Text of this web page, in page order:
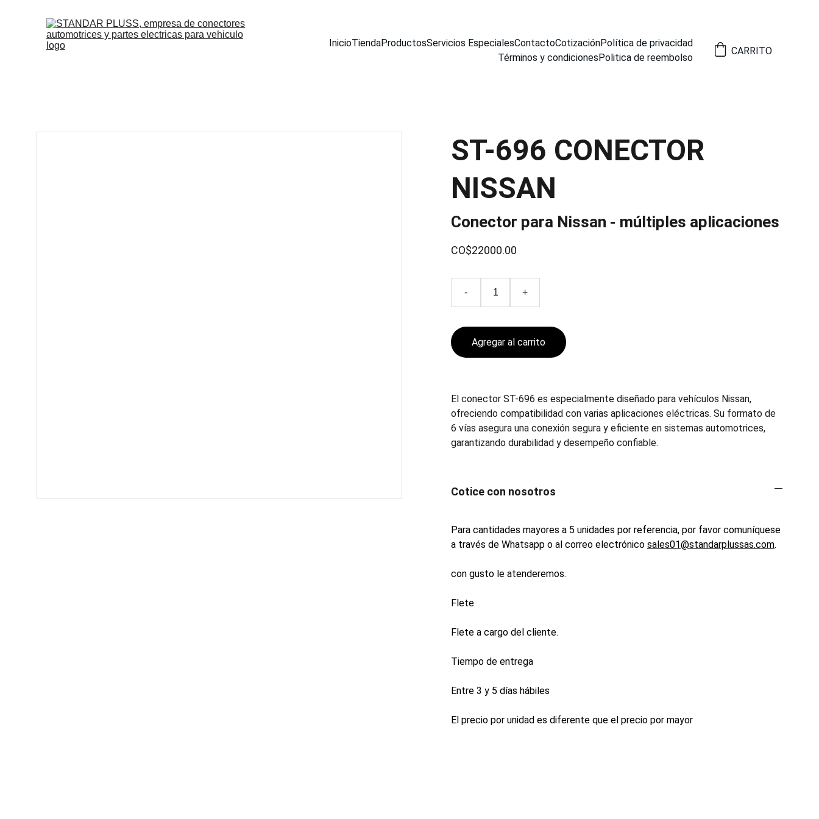
InicioTiendaProductosServicios EspecialesContactoCotizaciónPolítica de privacidad
Términos y condicionesPolitica de reembolso
CARRITO
ST-696 CONECTOR
NISSAN
Conector para Nissan - múltiples aplicaciones
CO$22000.00
- +
Agregar al carrito
El conector ST-696 es especialmente diseñado para vehículos Nissan,
ofreciendo compatibilidad con varias aplicaciones eléctricas. Su formato de
6 vías asegura una conexión segura y eficiente en sistemas automotrices,
garantizando durabilidad y desempeño confiable.
Cotice con nosotros
Para cantidades mayores a 5 unidades por referencia, por favor comuníquese
a través de Whatsapp o al correo electrónico sales01@standarplussas.com.
con gusto le atenderemos.
Flete
Flete a cargo del cliente.
Tiempo de entrega
Entre 3 y 5 días hábiles
El precio por unidad es diferente que el precio por mayor